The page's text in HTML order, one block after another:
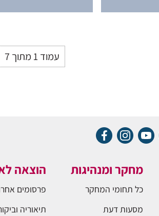
עמוד 1 מתוך 7
מחקר ומנהיגות
כל תחומי המחקר
מסעות דעת
הוצאה
פרסומים
תיאוריה